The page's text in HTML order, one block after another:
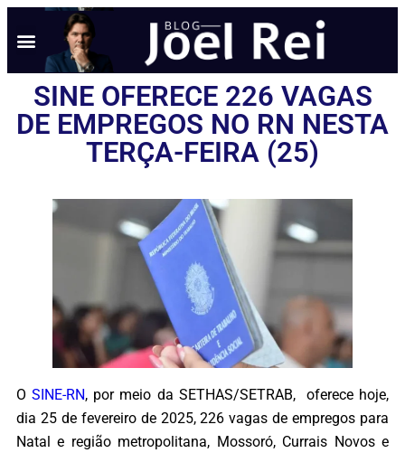
SINE OFERECE 226 VAGAS
DE EMPREGOS NO RN NESTA
TERÇA-FEIRA (25)
O SINE-RN, por meio da SETHAS/SETRAB, oferece hoje,
dia 25 de fevereiro de 2025, 226 vagas de empregos para
Natal e região metropolitana, Mossoró, Currais Novos e